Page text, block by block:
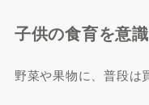
子供の食育を意識
野菜や果物に、普段は